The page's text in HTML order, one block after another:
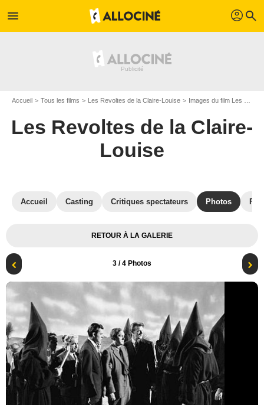
menu profil search
Accueil Tous les films Les Revoltes de la Claire-Louise Images du film Les Revoltes de la Claire-Louise
Les Revoltes de la Claire-
Louise
Accueil Casting Critiques spectateurs Photos
RETOUR À LA GALERIE
3 / 4 Photos